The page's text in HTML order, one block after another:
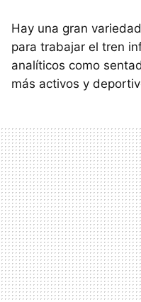
Hay una gran
para trabajar el tren
analíticos como
más activos y